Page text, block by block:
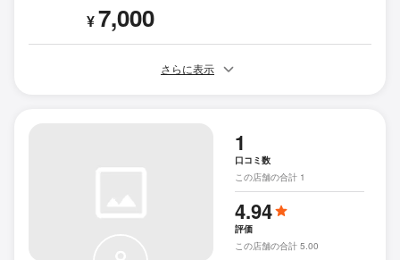
¥7,000
さらに表示
1
口コミ数
この店舗の合計 1
4.94
評価
この店舗の合計 5.00